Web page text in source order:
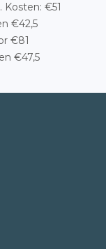
Kosten: €51
€42,5
€81
€47,5